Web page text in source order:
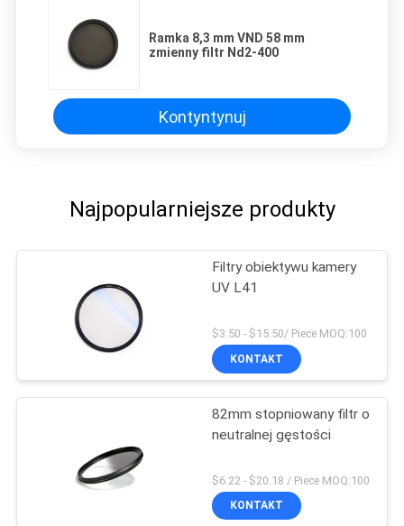
Ramka 8,3 mm VND 58 mm
zmienny filtr Nd2-400
Kontyntynuj
Najpopularniejsze produkty
Filtry obiektywu kamery
UV L41
$3.50 - $15.50/ Piece MOQ:100
KONTAKT
82mm stopniowany filtr o
neutralnej gęstości
$6.22 - $20.18 / Piece MOQ:100
KONTAKT